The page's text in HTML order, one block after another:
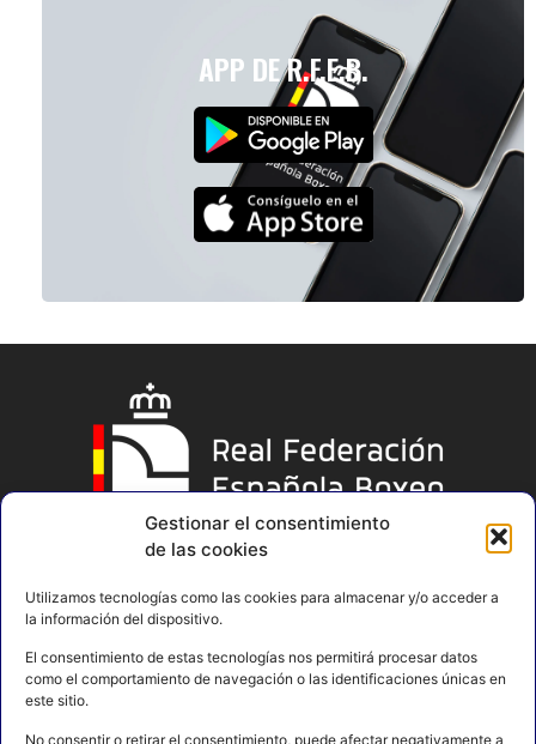
Gestionar el consentimiento
de las cookies
Utilizamos tecnologías como las cookies para almacenar y/o acceder a
la información del dispositivo.
El consentimiento de estas tecnologías nos permitirá procesar datos
como el comportamiento de navegación o las identificaciones únicas en
este sitio.
No consentir o retirar el consentimiento, puede afectar negativamente a
APP DE R.F.E.B.